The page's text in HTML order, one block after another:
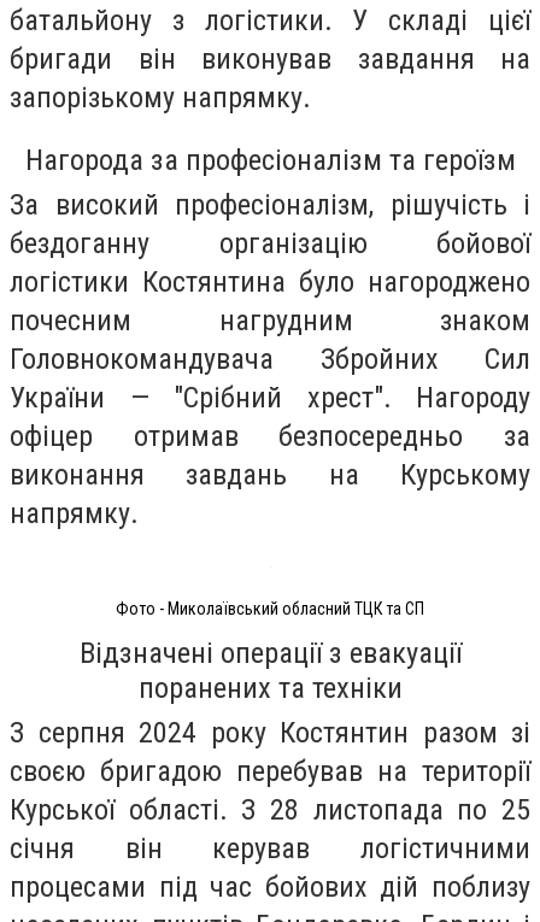
батальйону з логістики. У складі цієї
бригади він виконував завдання на
запорізькому напрямку.
Нагорода за професіоналізм та героїзм
За високий професіоналізм, рішучість і
бездоганну організацію бойової
логістики Костянтина було нагороджено
почесним нагрудним знаком
Головнокомандувача Збройних Сил
України — "Срібний хрест". Нагороду
офіцер отримав безпосередньо за
виконання завдань на Курському
напрямку.
Фото - Миколаївський обласний ТЦК та СП
Відзначені операції з евакуації
поранених та техніки
З серпня 2024 року Костянтин разом зі
своєю бригадою перебував на території
Курської області. З 28 листопада по 25
січня він керував логістичними
процесами під час бойових дій поблизу